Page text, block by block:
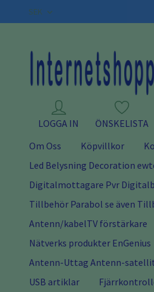
SEK
LOGGA IN ÖNSKELISTA
Om Oss
Köpvillkor
Led Belysning Decoration
Digitalmottagare Pvr
Tillbehör Parabol se även
Antenn/kabelTV förstärkare
Nätverks produkter EnGenius
Antenn-Uttag Antenn-
USB artiklar